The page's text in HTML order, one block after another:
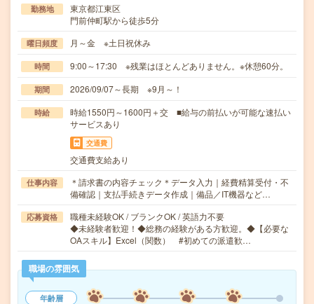
勤務地
東京都江東区
門前仲町駅から徒歩5分
曜日頻度 月～金 ※土日祝休み
時間 9:00～17:30 ※残業はほとんどありません。※休憩60分。
期間 2026/09/07～長期 ※9月～！
時給
時給1550円～1600円＋交 ■給与の前払いが可能な速払い
サービスあり
交通費
交通費支給あり
仕事内容
＊請求書の内容チェック＊データ入力｜経費精算受付・不
備確認｜支払手続きデータ作成｜備品／IT機器など…
応募資格
職種未経験OK / ブランクOK / 英語力不要
◆未経験者歓迎！◆総務の経験がある方歓迎。◆【必要な
OAスキル】Excel（関数） #初めての派遣歓…
職場の雰囲気
年齢層